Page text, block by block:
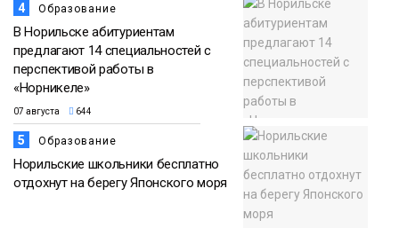
4 Образование
В Норильске абитуриентам
предлагают 14 специальностей с
перспективой работы в
«Норникеле»
07 августа 644
5 Образование
Норильские школьники бесплатно
отдохнут на берегу Японского моря